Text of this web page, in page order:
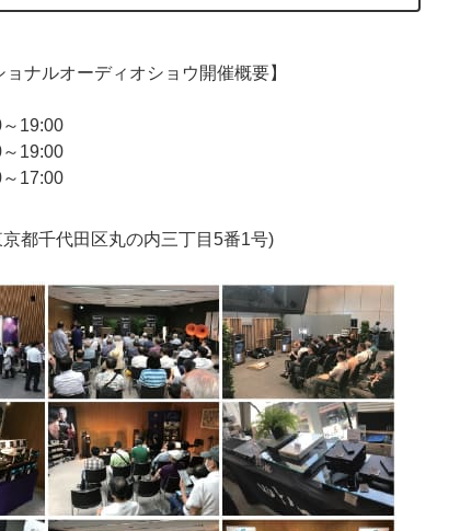
ョナルオーディオショウ開催概要】
19:00
19:00
17:00
都千代田区丸の内三丁目5番1号)